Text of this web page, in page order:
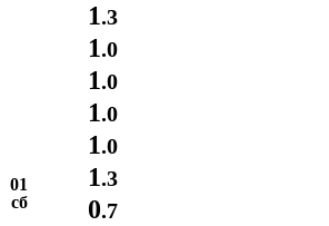
1.3
1.0
01
сб
1.0
1.0
1.0
1.3
0.7